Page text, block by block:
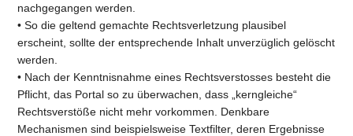
nachgegangen werden.
• So die geltend gemachte Rechtsverletzung plausibel
erscheint, sollte der entsprechende Inhalt unverzüglich gelöscht
werden.
• Nach der Kenntnisnahme eines Rechtsverstosses besteht die
Pflicht, das Portal so zu überwachen, dass „kerngleiche“
Rechtsverstöße nicht mehr vorkommen. Denkbare
Mechanismen sind beispielsweise Textfilter, deren Ergebnisse